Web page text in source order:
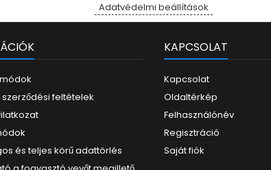
Adatvédelmi beállítások
feltételek
és teljes körű adattörlés
KAPCSOLAT
Kapcsolat
Oldaltérkép
Felhasználónév
Regisztráció
Saját fiók